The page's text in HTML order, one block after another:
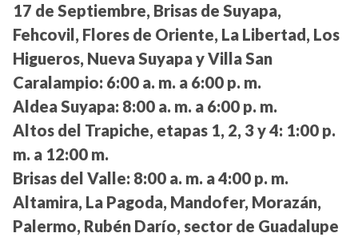
17 de Septiembre, Brisas de Suyapa,
Fehcovil, Flores de Oriente, La Libertad, Los
Higueros, Nueva Suyapa y Villa San
Caralampio: 6:00 a. m. a 6:00 p. m.
Aldea Suyapa: 8:00 a. m. a 6:00 p. m.
Altos del Trapiche, etapas 1, 2, 3 y 4: 1:00 p.
m. a 12:00 m.
Brisas del Valle: 8:00 a. m. a 4:00 p. m.
Altamira, La Pagoda, Mandofer, Morazán,
Palermo, Rubén Darío, sector de Guadalupe